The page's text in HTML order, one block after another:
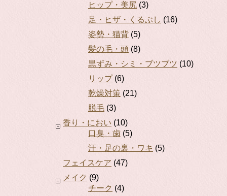
ヒップ・美尻 (3)
足・ヒザ・くるぶし (16)
姿勢・猫背 (5)
髪の毛・頭 (8)
黒ずみ・シミ・ブツブツ (10)
リップ(6)
乾燥対策 (21)
脱毛 (3)
香り・におい (10)
口臭・歯 (5)
汗・足の裏・ワキ (5)
フェイスケア (47)
メイク (9)
チーク (4)